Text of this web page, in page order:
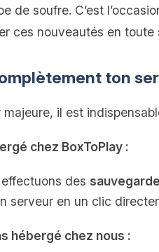
de soufre. C’est
ces nouveautés en
ton
il est
chez BoxToPlay :
des
serveur en un clic
hébergé chez nous :